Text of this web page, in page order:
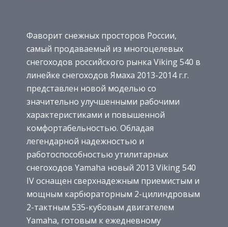
Фаворит снежных просторов России,
самый продаваемый из многоцелевых
снегоходов российского рынка Viking 540 в
линейке снегоходов Ямаха 2013-2014 г.г.
представлен новой моделью со
значительно улучшенными рабочими
характеристиками и повышенной
комфортабельностью. Обладая
легендарной надежностью и
работоспособностью утилитарных
снегоходов Yamaha новый 2013 Viking 540
IV оснащен сверхнадежным приемистым и
мощным карбюраторным 2-цилиндровым
2-тактным 535-кубовым двигателем
Yamaha, готовым к ежедневному